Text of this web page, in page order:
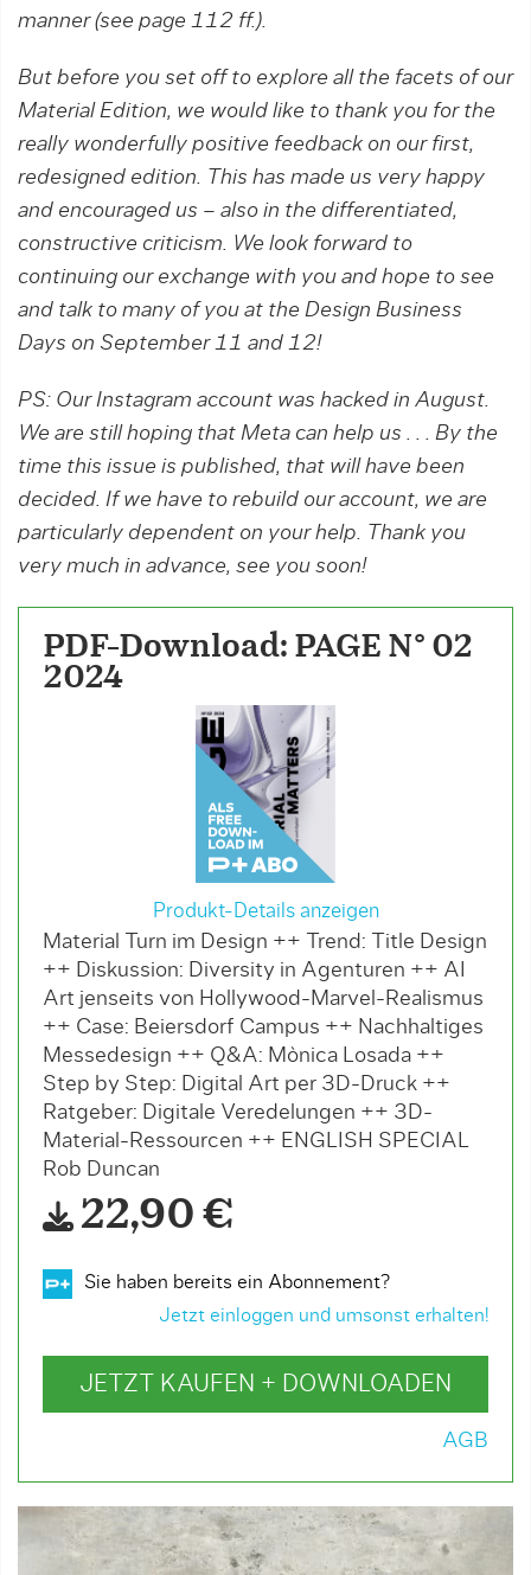
manner (see page 112 ff.).
But before you set off to explore all the ­facets of our
Material Edition, we would like ­to thank you for the
really wonderfully positive feedback on our first,
redesigned edition. This has made us very happy
and encouraged us – also in the differentiated,
constructive criticism. We look forward to
continuing our exchange with you and hope to see
and talk to many of you at the Design Business
Days on September 11 and 12!
PS: Our Instagram account was hacked in August.
We are still hoping that Meta can help us . . . By the
time this issue is published, that will have been
decided. If we have to rebuild our account, we are
particularly dependent on your help. Thank you
very much in advance, see you soon!
PDF-Download: PAGE N° 02
2024
Produkt-Details anzeigen
Material Turn im Design ++ Trend: Title Design
++ Diskussion: Diversity in Agenturen ++ AI
Art jenseits von Hollywood-Marvel-Realismus
++ Case: Beiersdorf Campus ++ Nachhaltiges
Messedesign ++ Q&A: Mònica Losada ++
Step by Step: Digital Art per 3D-Druck ++
Ratgeber: Digitale Veredelungen ++ 3D-
Material-Ressourcen ++ ENGLISH SPECIAL
Rob Duncan
22,90 €
Sie haben bereits ein Abonnement?
Jetzt einloggen und umsonst erhalten!
JETZT KAUFEN + DOWNLOADEN
AGB